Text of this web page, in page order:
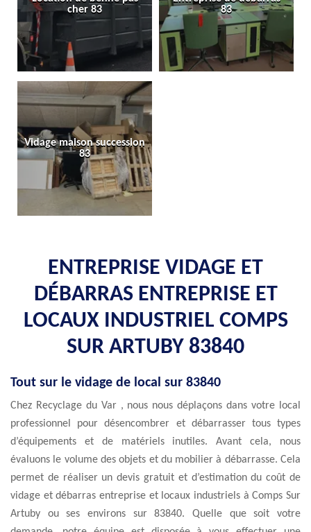
cher 83
83
Vidage maison succession
83
ENTREPRISE VIDAGE ET
DÉBARRAS ENTREPRISE ET
LOCAUX INDUSTRIEL COMPS
SUR ARTUBY 83840
Tout sur le vidage de local sur 83840
Chez Recyclage du Var , nous nous déplaçons dans votre local
professionnel pour désencombrer et débarrasser tous types
d’équipements et de matériels inutiles. Avant cela, nous
évaluons le volume des objets et du mobilier à débarrasse. Cela
permet de réaliser un devis gratuit et d’estimation du coût de
vidage et débarras entreprise et locaux industriels à Comps Sur
Artuby ou ses environs sur 83840. Quelle que soit votre